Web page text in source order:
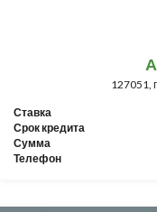
127051,
Ставка
Срок кредита
Сумма
Телефон